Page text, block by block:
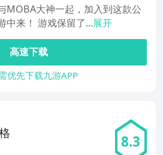
MOBA大神一起，加入到这款公
中来！ 游戏保留了...展开
高速下载
优先下载九游APP
8.3